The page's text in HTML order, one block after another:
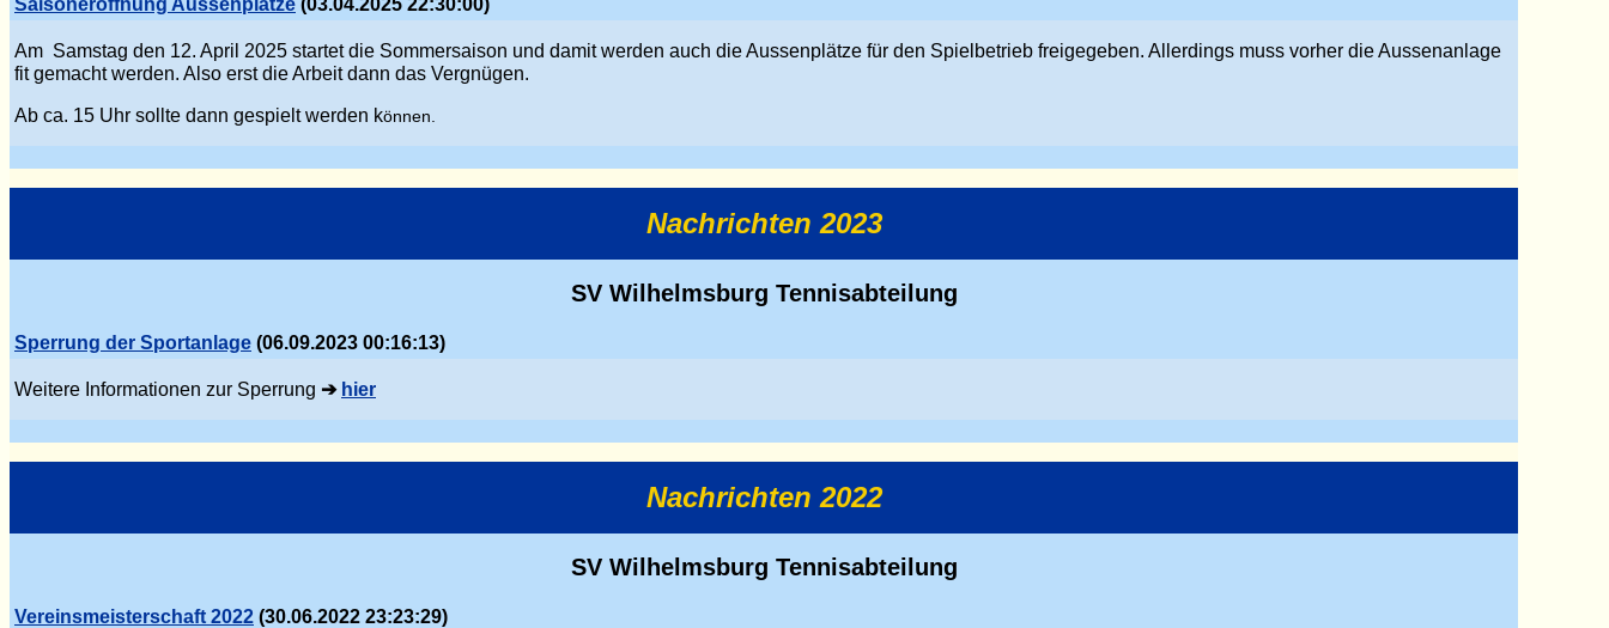
Saisoneröffnung Aussenplätze (03.04.2025 22:30:00)
Am Samstag den 12. April 2025 startet die Sommersaison und damit werden auch die Aussenplätze für den Spielbetrieb freigegeben. Allerdings muss vorher die Aussenanlage
fit gemacht werden. Also erst die Arbeit dann das Vergnügen.
Ab ca. 15 Uhr sollte dann gespielt werden können.
Nachrichten 2023
SV Wilhelmsburg Tennisabteilung
Sperrung der Sportanlage (06.09.2023 00:16:13)
Weitere Informationen zur Sperrung ➔ hier
Nachrichten 2022
SV Wilhelmsburg Tennisabteilung
Vereinsmeisterschaft 2022 (30.06.2022 23:23:29)